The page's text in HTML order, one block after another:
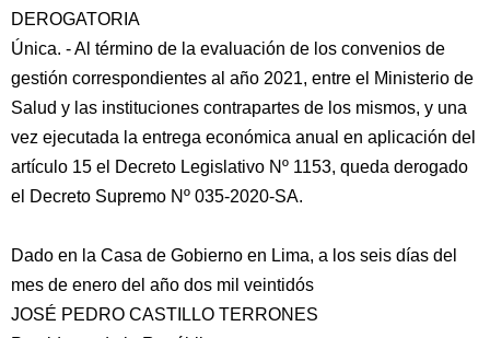
DEROGATORIA
Única. - Al término de la evaluación de los convenios de
gestión correspondientes al año 2021, entre el Ministerio de
Salud y las instituciones contrapartes de los mismos, y una
vez ejecutada la entrega económica anual en aplicación del
artículo 15 el Decreto Legislativo Nº 1153, queda derogado
el Decreto Supremo Nº 035-2020-SA.
Dado en la Casa de Gobierno en Lima, a los seis días del
mes de enero del año dos mil veintidós
JOSÉ PEDRO CASTILLO TERRONES